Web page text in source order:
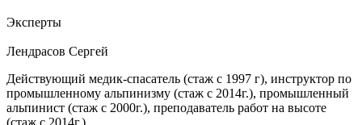
Эксперты
Лендрасов Сергей
Действующий медик-спасатель (стаж с 1997 г), инструктор по
промышленному альпинизму (стаж с 2014г.), промышленный
альпинист (стаж с 2000г.), преподаватель работ на высоте